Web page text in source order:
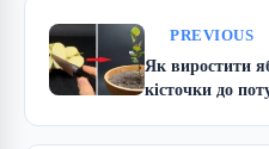
PREVIOUS
Як виростити
кісточки до